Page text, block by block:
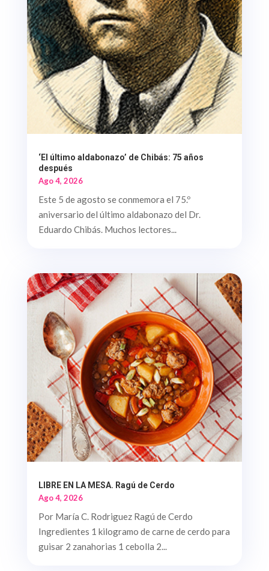
‘El último aldabonazo’ de Chibás: 75 años
después
Ago 4, 2026
Este 5 de agosto se conmemora el 75.º
aniversario del último aldabonazo del Dr.
Eduardo Chibás. Muchos lectores...
LIBRE EN LA MESA. Ragú de Cerdo
Ago 4, 2026
Por María C. Rodriguez Ragú de Cerdo
Ingredientes 1 kilogramo de carne de cerdo para
guisar 2 zanahorias 1 cebolla 2...